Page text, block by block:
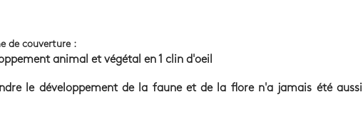
de couverture :
animal et végétal en 1 clin d'oeil
le développement de la faune et de la flore n'a jamais été aussi